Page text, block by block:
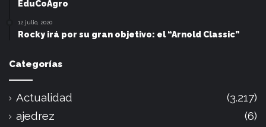
EduCoAgro
12 julio, 2020
Rocky irá por su gran objetivo: el “Arnold Classic”
Categorías
Actualidad
(3.217)
ajedrez
(6)